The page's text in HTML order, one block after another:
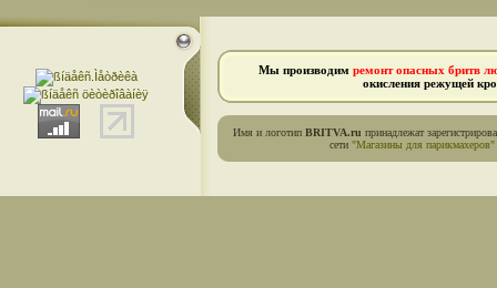
Мы производим ремонт опасных бритв
окисления режущей
Имя и логотип BRITVA.ru принадлежат
сети "Магазины для парикмахеров"